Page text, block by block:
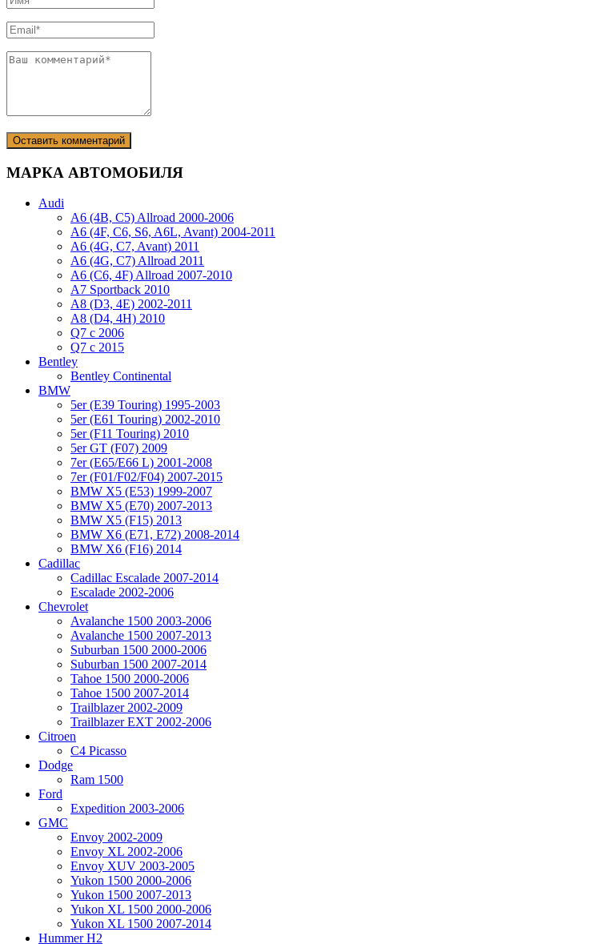
МАРКА АВТОМОБИЛЯ
Audi
A6 (4B, C5) Allroad 2000-2006
A6 (4F, C6, S6, A6L, Avant) 2004-2011
A6 (4G, C7, Avant) 2011
A6 (4G, C7) Allroad 2011
A6 (C6, 4F) Allroad 2007-2010
A7 Sportback 2010
A8 (D3, 4E) 2002-2011
A8 (D4, 4H) 2010
Q7 с 2006
Q7 с 2015
Bentley
Bentley Continental
BMW
5er (E39 Touring) 1995-2003
5er (E61 Touring) 2002-2010
5er (F11 Touring) 2010
5er GT (F07) 2009
7er (E65/E66 L) 2001-2008
7er (F01/F02/F04) 2007-2015
BMW X5 (E53) 1999-2007
BMW X5 (E70) 2007-2013
BMW X5 (F15) 2013
BMW X6 (E71, E72) 2008-2014
BMW X6 (F16) 2014
Cadillac
Cadillac Escalade 2007-2014
Escalade 2002-2006
Chevrolet
Avalanche 1500 2003-2006
Avalanche 1500 2007-2013
Suburban 1500 2000-2006
Suburban 1500 2007-2014
Tahoe 1500 2000-2006
Tahoe 1500 2007-2014
Trailblazer 2002-2009
Trailblazer EXT 2002-2006
Citroen
C4 Picasso
Dodge
Ram 1500
Ford
Expedition 2003-2006
GMC
Envoy 2002-2009
Envoy XL 2002-2006
Envoy XUV 2003-2005
Yukon 1500 2000-2006
Yukon 1500 2007-2013
Yukon XL 1500 2000-2006
Yukon XL 1500 2007-2014
Hummer H2